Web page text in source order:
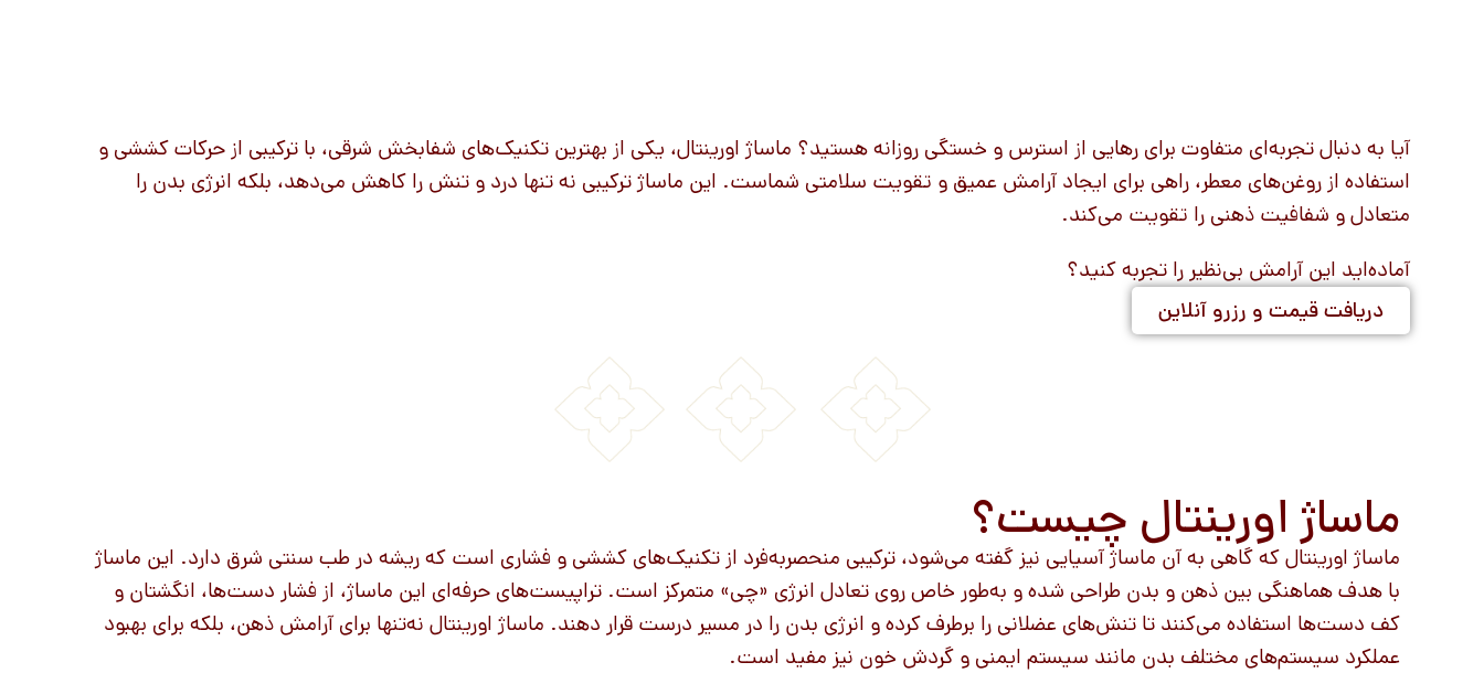
آیا به دنبال تجربه‌ای متفاوت برای رهایی از استرس و خستگی روزانه هستید؟ ماساژ اورینتال، یکی از بهترین تکنیک‌های شفابخش شرقی، با ترکیبی از حرکات کششی و
استفاده از روغن‌های معطر، راهی برای ایجاد آرامش عمیق و تقویت سلامتی شماست. این ماساژ ترکیبی نه تنها درد و تنش را کاهش می‌دهد، بلکه انرژی بدن را
متعادل و شفافیت ذهنی را تقویت می‌کند.
آماده‌اید این آرامش بی‌نظیر را تجربه کنید؟
دریافت قیمت و رزرو آنلاین
ماساژ اورینتال چیست؟
ماساژ اورینتال که گاهی به آن ماساژ آسیایی نیز گفته می‌شود، ترکیبی منحصربه‌فرد از تکنیک‌های کششی و فشاری است که ریشه در طب سنتی شرق دارد. این ماساژ
با هدف هماهنگی بین ذهن و بدن طراحی شده و به‌طور خاص روی تعادل انرژی «چی» متمرکز است. تراپیست‌های حرفه‌ای این ماساژ، از فشار دست‌ها، انگشتان و
کف دست‌ها استفاده می‌کنند تا تنش‌های عضلانی را برطرف کرده و انرژی بدن را در مسیر درست قرار دهند. ماساژ اورینتال نه‌تنها برای آرامش ذهن، بلکه برای بهبود
عملکرد سیستم‌های مختلف بدن مانند سیستم ایمنی و گردش خون نیز مفید است.